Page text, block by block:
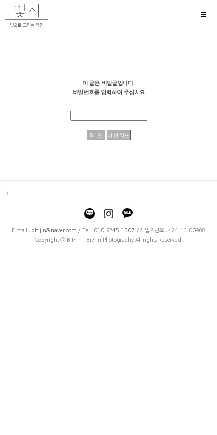
이 글은 비밀글입니다.
비밀번호를 입력하여 주십시요
E-mail : bit-jin@naver.com / Tel : 010-6245-1507 / 사업자번호 : 424-12-00908
Copyright ⓒ Bit-Jin | Bit-Jin Photography All rights Reserved.